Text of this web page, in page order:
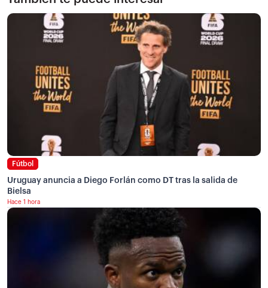
Fútbol
Uruguay anuncia a Diego Forlán como DT tras la salida de
Bielsa
Hace 1 hora